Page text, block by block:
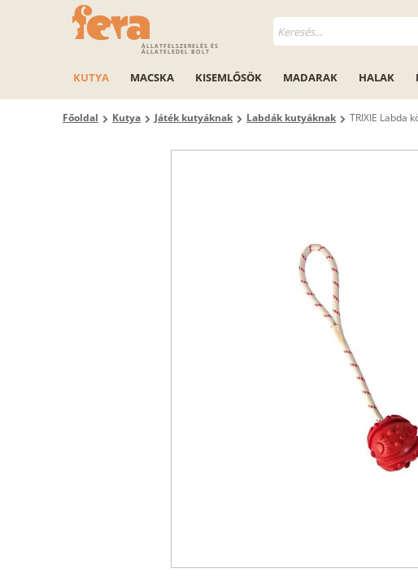
ÁLLATFELSZERELÉS ÉS
ÁLLATELEDEL BOLT
KUTYA MACSKA KISEMLŐSÖK MADARAK HALAK
Főoldal Kutya Játék kutyáknak Labdák kutyáknak TRIXIE Labda